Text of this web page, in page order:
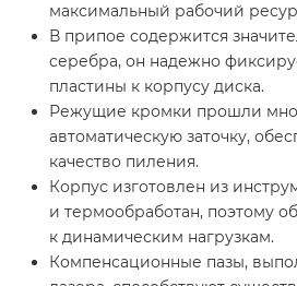
максимальный рабочий
В припое содержится
серебра, он надежно
пластины к корпусу диска.
Режущие кромки прошли
автоматическую заточку,
качество пиления.
Корпус изготовлен из
и термообработан, поэтому
к динамическим нагрузкам.
Компенсационные пазы,